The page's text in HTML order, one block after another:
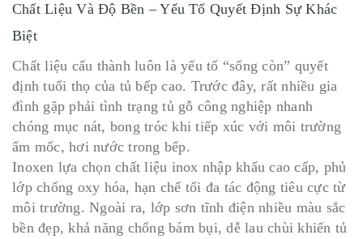
Chất Liệu Và Độ Bền – Yếu Tố Quyết Định Sự Khác
Biệt
Chất liệu cấu thành luôn là yếu tố “sống còn” quyết
định tuổi thọ của tủ bếp cao. Trước đây, rất nhiều gia
đình gặp phải tình trạng tủ gỗ công nghiệp nhanh
chóng mục nát, bong tróc khi tiếp xúc với môi trường
ẩm mốc, hơi nước trong bếp.
Inoxen lựa chọn chất liệu inox nhập khẩu cao cấp, phủ
lớp chống oxy hóa, hạn chế tối đa tác động tiêu cực từ
môi trường. Ngoài ra, lớp sơn tĩnh điện nhiều màu sắc
bền đẹp, khả năng chống bám bụi, dễ lau chùi khiến tủ